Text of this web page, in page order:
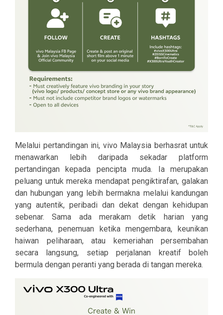
Melalui pertandingan ini, vivo Malaysia berhasrat untuk
menawarkan lebih daripada sekadar platform
pertandingan kepada pencipta muda. Ia merupakan
peluang untuk mereka mendapat pengiktirafan, galakan
dan hubungan yang lebih bermakna melalui kandungan
yang autentik, peribadi dan dekat dengan kehidupan
sebenar. Sama ada merakam detik harian yang
sederhana, penemuan ketika mengembara, keunikan
haiwan peliharaan, atau kemeriahan persembahan
secara langsung, setiap perjalanan kreatif boleh
bermula dengan peranti yang berada di tangan mereka.